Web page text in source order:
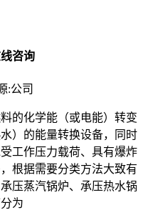
咨询
:公司
的化学能（或电能）转变
）的能量转换设备，同时
工作压力载荷、具有爆炸
根据需要分类方法大致有
压蒸汽锅炉、承压热水锅
为